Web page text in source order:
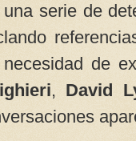
serie de
de
, David